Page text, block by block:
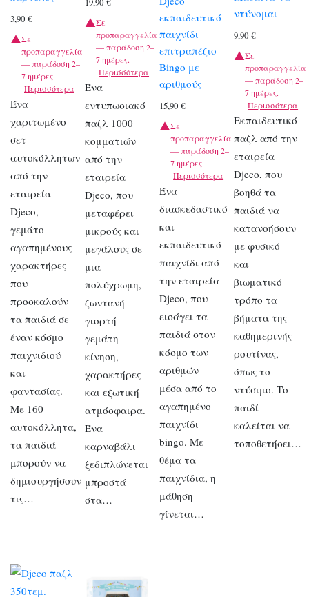
3,90 €
Σε
προπαραγγελία
— παράδοση 2–
7 ημέρες.
Περισσότερα
Ένα
χαριτωμένο
σετ
αυτοκόλλητων
από την
εταιρεία
Djeco,
γεμάτο
αγαπημένους
χαρακτήρες
που
προσκαλούν
τα παιδιά σε
έναν κόσμο
παιχνιδιού
και
φαντασίας.
Με 160
αυτοκόλλητα,
τα παιδιά
μπορούν να
δημιουργήσουν
τις…
Σε
προπαραγγελία
— παράδοση 2–
7 ημέρες.
Περισσότερα
Ένα
εντυπωσιακό
παζλ 1000
κομματιών
από την
εταιρεία
Djeco, που
μεταφέρει
μικρούς και
μεγάλους σε
μια
πολύχρωμη,
ζωντανή
γιορτή
γεμάτη
κίνηση,
χαρακτήρες
και εξωτική
ατμόσφαιρα.
Ένα
καρναβάλι
ξεδιπλώνεται
μπροστά
στα…
εκπαιδευτικό
παιχνίδι
επιτραπέζιο
Bingo με
αριθμούς
15,90€
Σε
προπαραγγελία
— παράδοση 2–
7 ημέρες.
Περισσότερα
Ένα
διασκεδαστικό
και
εκπαιδευτικό
παιχνίδι από
την εταιρεία
Djeco, που
εισάγει τα
παιδιά στον
κόσμο των
αριθμών
μέσα από το
αγαπημένο
παιχνίδι
bingo. Με
θέμα τα
παιχνίδια, η
μάθηση
γίνεται…
ντύνομαι
9,90€
Σε
προπαραγγελία
— παράδοση 2–
7 ημέρες.
Περισσότερα
Εκπαιδευτικό
παζλ από την
εταιρεία
Djeco, που
βοηθά τα
παιδιά να
κατανοήσουν
με φυσικό
και
βιωματικό
τρόπο τα
βήματα της
καθημερινής
ρουτίνας,
όπως το
ντύσιμο. Το
παιδί
καλείται να
τοποθετήσει…